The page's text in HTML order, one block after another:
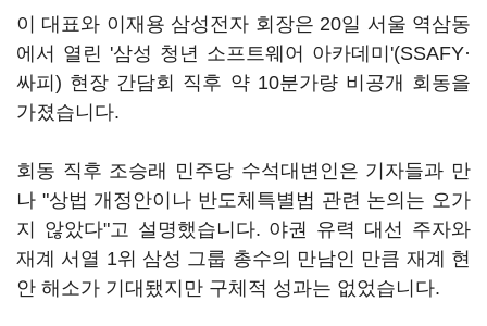
이 대표와 이재용 삼성전자 회장은 20일 서울 역삼동
에서 열린 '삼성 청년 소프트웨어 아카데미'(SSAFY·
싸피) 현장 간담회 직후 약 10분가량 비공개 회동을
가졌습니다.
회동 직후 조승래 민주당 수석대변인은 기자들과 만
나 "상법 개정안이나 반도체특별법 관련 논의는 오가
지 않았다"고 설명했습니다. 야권 유력 대선 주자와
재계 서열 1위 삼성 그룹 총수의 만남인 만큼 재계 현
안 해소가 기대됐지만 구체적 성과는 없었습니다.